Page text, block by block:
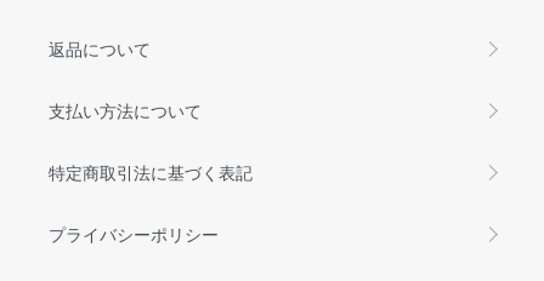
返品について
支払い方法について
特定商取引法に基づく表記
プライバシーポリシー